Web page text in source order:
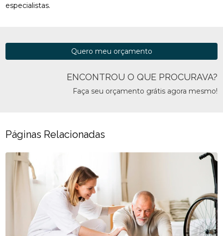
especialistas.
ENCONTROU O QUE PROCURAVA?
Faça seu orçamento grátis agora mesmo!
Quero meu orçamento
Páginas Relacionadas